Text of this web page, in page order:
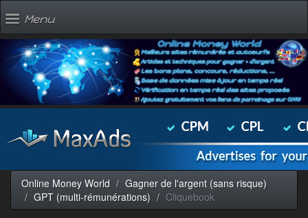
Menu
Online Money World
Gagner de l'argent (sans risque)
GPT (multi-rémunérations)
Cliquebook